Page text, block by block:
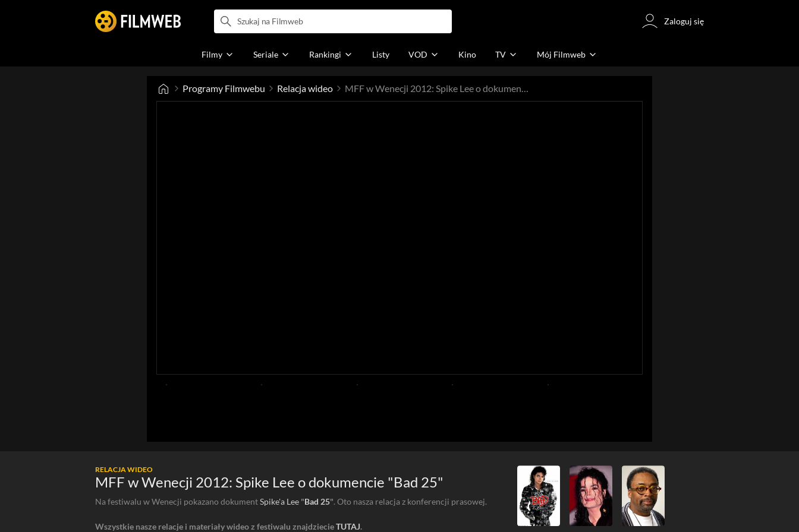
Zaloguj się
Filmy Seriale Rankingi Listy Mój Filmweb
VOD Kino TV
Programy Filmwebu Relacja wideo MFF w Wenecji 2012: Spike Lee o dokumencie "Bad 25"
RELACJA WIDEO
MFF w Wenecji 2012: Spike Lee o dokumencie "Bad 25"
Na festiwalu w Wenecji pokazano dokumentSpike'a Lee "Bad 25". Oto nasza relacja z konferencji prasowej.
Wszystkie nasze relacje i materiały wideo z festiwalu znajdziecieTUTAJ.